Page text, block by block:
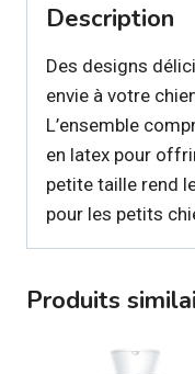
pour
chien
Description
Des designs
envie à votre
L’ensemble
en latex pour
petite taille rend
pour les petits
Produits